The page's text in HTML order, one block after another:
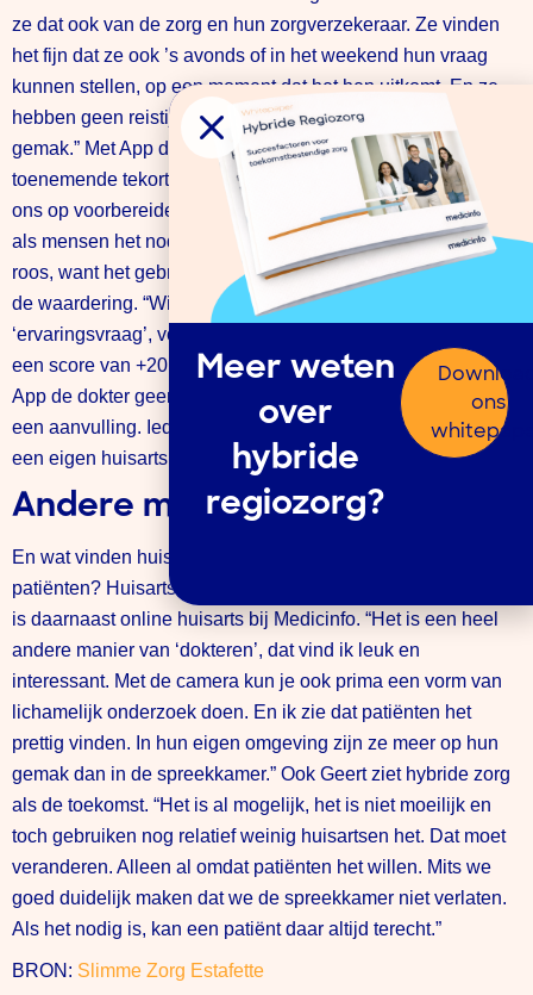
ze dat ook van de zorg en hun zorgverzekeraar. Ze vinden
het fijn dat ze ook ’s avonds of in het weekend hun vraag
kunnen stellen, op een moment dat het hen uitkomt. En ze
hebben geen reistijd naar de praktijk. Het is een stukje
gemak.” Met App de dokter speelt Just ook in op het
toenemende tekort aan zorgpersoneel. “Daar moeten we
ons op voorbereiden. Zodat we zorg kunnen blijven leveren
als mensen het nodig hebben.” Het blijkt een schot in de
roos, want het gebruik van App de dokter neemt toe. Net als
de waardering. “Wij stellen aan het eind van elk contact een
‘ervaringsvraag’, volgens de net promoter score. Normaal is
een score van +20 al goed, wij scoren +61!” Overigens is
App de dokter geen vervanger van de eigen huisarts. “Het is
een aanvulling. Iedereen die de app gebruikt, heeft ook nog
een eigen huisarts.”
Andere manier van ‘dokteren’
En wat vinden huisartsen van het digitaal contact met
patiënten? Huisarts Geert Elbers heeft een eigen praktijk en
is daarnaast online huisarts bij Medicinfo. “Het is een heel
andere manier van ‘dokteren’, dat vind ik leuk en
interessant. Met de camera kun je ook prima een vorm van
lichamelijk onderzoek doen. En ik zie dat patiënten het
prettig vinden. In hun eigen omgeving zijn ze meer op hun
gemak dan in de spreekkamer.” Ook Geert ziet hybride zorg
als de toekomst. “Het is al mogelijk, het is niet moeilijk en
toch gebruiken nog relatief weinig huisartsen het. Dat moet
veranderen. Alleen al omdat patiënten het willen. Mits we
goed duidelijk maken dat we de spreekkamer niet verlaten.
Als het nodig is, kan een patiënt daar altijd terecht.”
BRON: Slimme Zorg Estafette
Meer weten
over
hybride
regiozorg?
ons